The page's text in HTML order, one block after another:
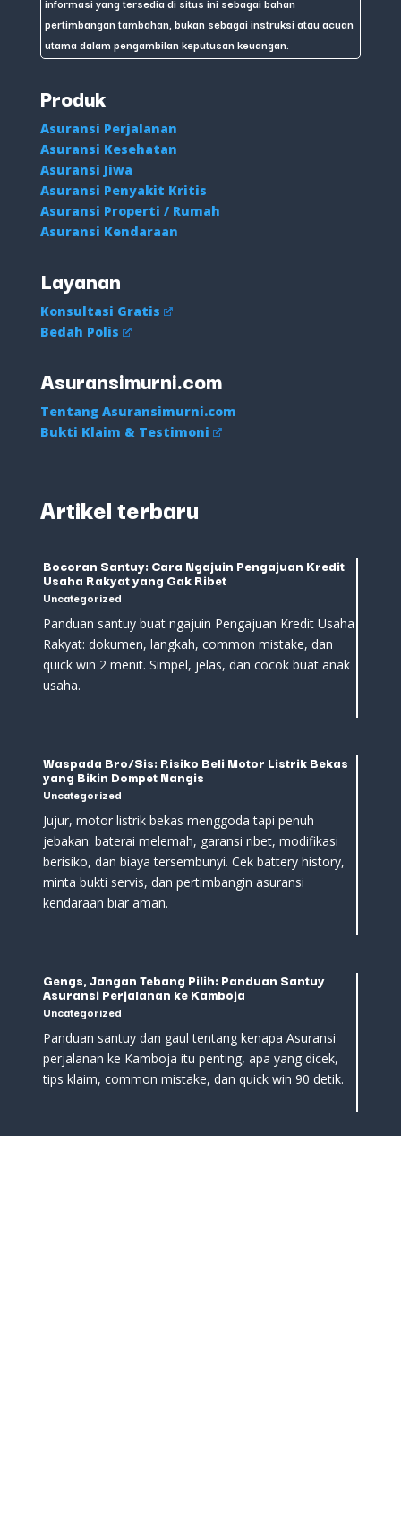
pertimbangan tambahan, bukan sebagai instruksi atau acuan
utama dalam pengambilan keputusan keuangan.
Produk
Asuransi Perjalanan
Asuransi Kesehatan
Asuransi Jiwa
Asuransi Penyakit Kritis
Asuransi Properti / Rumah
Asuransi Kendaraan
Layanan
Konsultasi Gratis
Bedah Polis
Asuransimurni.com
Tentang Asuransimurni.com
Bukti Klaim & Testimoni
Artikel terbaru
Bocoran Santuy: Cara Ngajuin Pengajuan Kredit
Usaha Rakyat yang Gak Ribet
Uncategorized
Panduan santuy buat ngajuin Pengajuan Kredit Usaha
Rakyat: dokumen, langkah, common mistake, dan
quick win 2 menit. Simpel, jelas, dan cocok buat anak
usaha.
Waspada Bro/Sis: Risiko Beli Motor Listrik Bekas
yang Bikin Dompet Nangis
Uncategorized
Jujur, motor listrik bekas menggoda tapi penuh
jebakan: baterai melemah, garansi ribet, modifikasi
berisiko, dan biaya tersembunyi. Cek battery history,
minta bukti servis, dan pertimbangin asuransi
kendaraan biar aman.
Gengs, Jangan Tebang Pilih: Panduan Santuy
Asuransi Perjalanan ke Kamboja
Uncategorized
Panduan santuy dan gaul tentang kenapa Asuransi
perjalanan ke Kamboja itu penting, apa yang dicek,
tips klaim, common mistake, dan quick win 90 detik.